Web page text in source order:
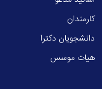
کارمندان
دانشجویان دکترا
هیات موسس